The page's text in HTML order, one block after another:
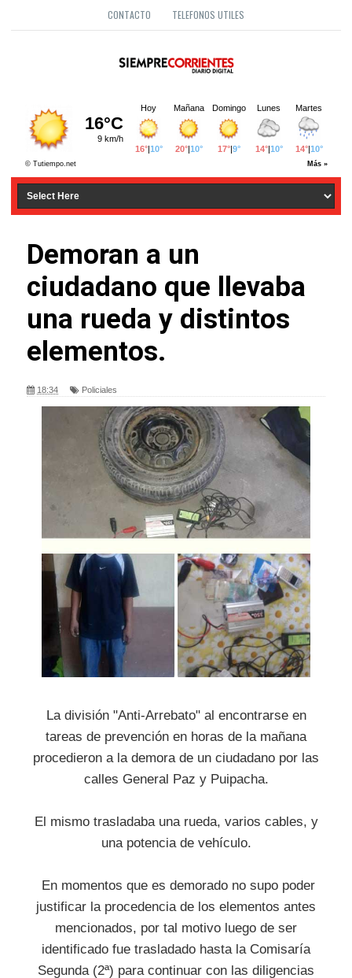
CONTACTO TELEFONOS UTILES
Demoran a un
ciudadano que llevaba
una rueda y distintos
elementos.
18:34 Policiales
La división "Anti-Arrebato" al encontrarse en
tareas de prevención en horas de la mañana
procedieron a la demora de un ciudadano por las
calles General Paz y Puipacha.
El mismo trasladaba una rueda, varios cables, y
una potencia de vehículo.
En momentos que es demorado no supo poder
justificar la procedencia de los elementos antes
mencionados, por tal motivo luego de ser
identificado fue trasladado hasta la Comisaría
Segunda (2ª) para continuar con las diligencias